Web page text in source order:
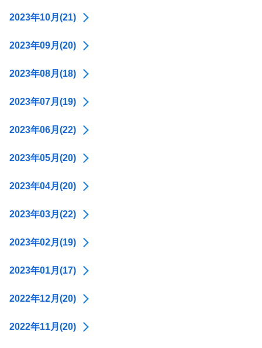
2023年10月(21)
2023年09月(20)
2023年08月(18)
2023年07月(19)
2023年06月(22)
2023年05月(20)
2023年04月(20)
2023年03月(22)
2023年02月(19)
2023年01月(17)
2022年12月(20)
2022年11月(20)